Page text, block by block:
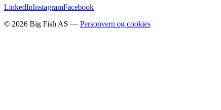
LinkedInInstagramFacebook
© 2026 Big Fish AS — Personvern og cookies